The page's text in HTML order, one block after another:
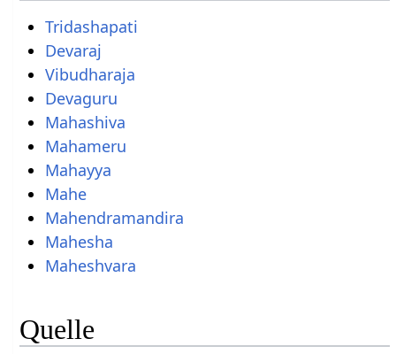
Tridashapati
Devaraj
Vibudharaja
Devaguru
Mahashiva
Mahameru
Mahayya
Mahe
Mahendramandira
Mahesha
Maheshvara
Quelle